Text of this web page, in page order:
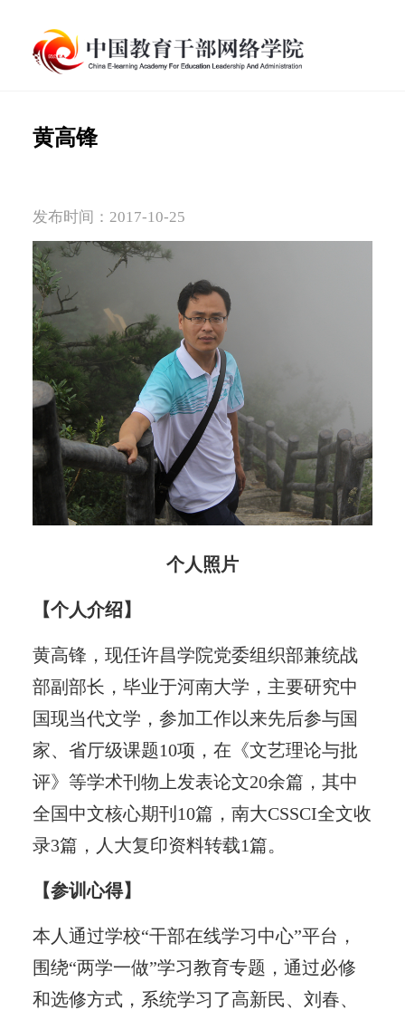
黄高锋
发布时间：2017-10-25
个人照片
【个人介绍】
黄高锋，现任许昌学院党委组织部兼统战
部副部长，毕业于河南大学，主要研究中
国现当代文学，参加工作以来先后参与国
家、省厅级课题10项，在《文艺理论与批
评》等学术刊物上发表论文20余篇，其中
全国中文核心期刊10篇，南大CSSCI全文收
录3篇，人大复印资料转载1篇。
【参训心得】
本人通过学校“干部在线学习中心”平台，
围绕“两学一做”学习教育专题，通过必修
和选修方式，系统学习了高新民、刘春、